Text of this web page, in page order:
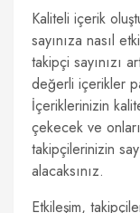
Kaliteli içerik
sayınıza nasıl
takipçi sayınızı
değerli içerikler
İçeriklerinizin
çekecek ve
takipçilerinizin
alacaksınız.
Etkileşim,